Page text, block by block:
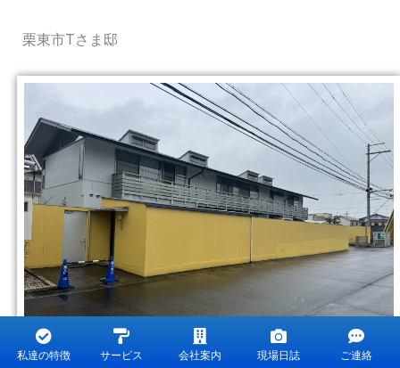
栗東市Tさま邸
私達の特徴 サービス 会社案内 現場日誌 ご連絡